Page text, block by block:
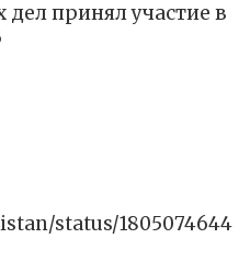
принял участие в
status/1805074644